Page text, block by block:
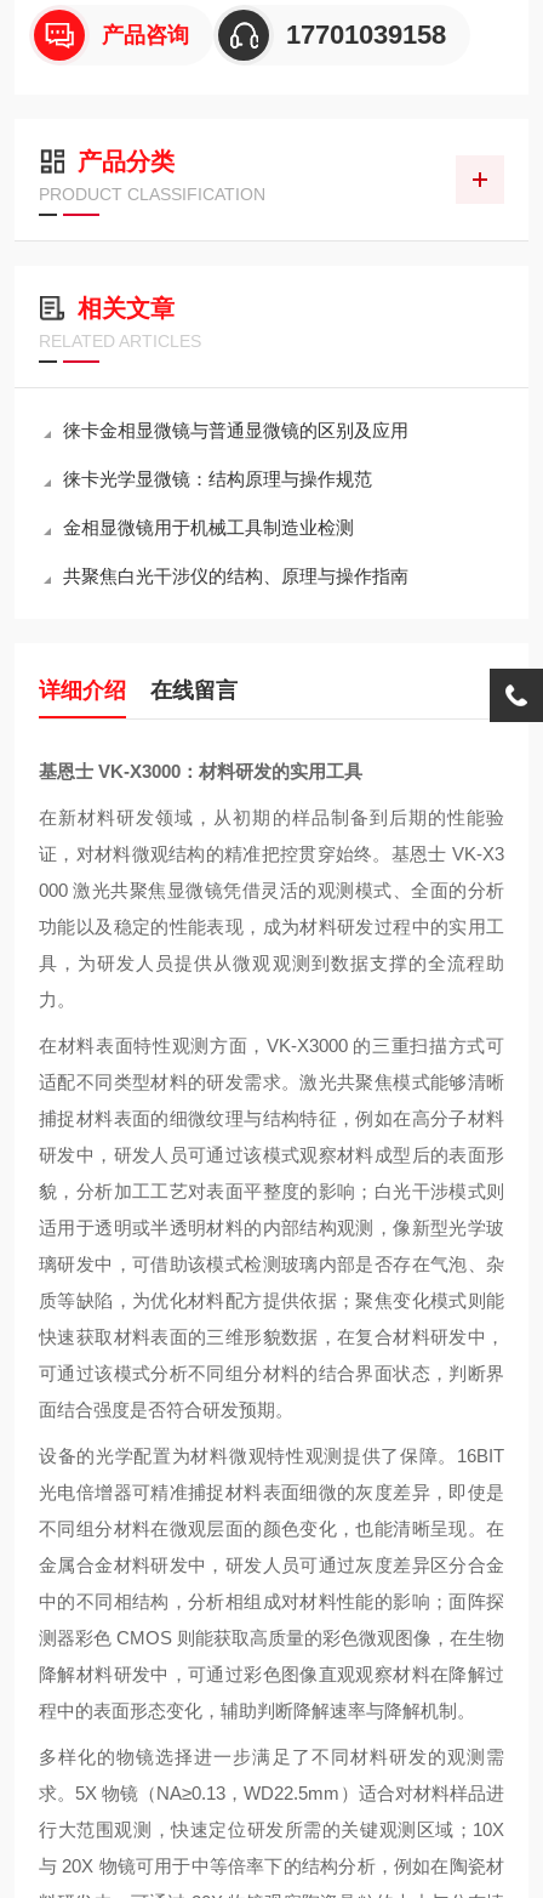
产品咨询 17701039158
产品分类
PRODUCT CLASSIFICATION
相关文章
RELATED ARTICLES
徕卡金相显微镜与普通显微镜的区别及应用
徕卡光学显微镜：结构原理与操作规范
金相显微镜用于机械工具制造业检测
共聚焦白光干涉仪的结构、原理与操作指南
详细介绍 在线留言
基恩士 VK-X3000：材料研发的实用工具
在新材料研发领域，从初期的样品制备到后期的性能验
证，对材料微观结构的精准把控贯穿始终。基恩士 VK-X3
000 激光共聚焦显微镜凭借灵活的观测模式、全面的分析
功能以及稳定的性能表现，成为材料研发过程中的实用工
具，为研发人员提供从微观观测到数据支撑的全流程助
力。
在材料表面特性观测方面，VK-X3000 的三重扫描方式可
适配不同类型材料的研发需求。激光共聚焦模式能够清晰
捕捉材料表面的细微纹理与结构特征，例如在高分子材料
研发中，研发人员可通过该模式观察材料成型后的表面形
貌，分析加工工艺对表面平整度的影响；白光干涉模式则
适用于透明或半透明材料的内部结构观测，像新型光学玻
璃研发中，可借助该模式检测玻璃内部是否存在气泡、杂
质等缺陷，为优化材料配方提供依据；聚焦变化模式则能
快速获取材料表面的三维形貌数据，在复合材料研发中，
可通过该模式分析不同组分材料的结合界面状态，判断界
面结合强度是否符合研发预期。
设备的光学配置为材料微观特性观测提供了保障。16BIT
光电倍增器可精准捕捉材料表面细微的灰度差异，即使是
不同组分材料在微观层面的颜色变化，也能清晰呈现。在
金属合金材料研发中，研发人员可通过灰度差异区分合金
中的不同相结构，分析相组成对材料性能的影响；面阵探
测器彩色 CMOS 则能获取高质量的彩色微观图像，在生物
降解材料研发中，可通过彩色图像直观观察材料在降解过
程中的表面形态变化，辅助判断降解速率与降解机制。
多样化的物镜选择进一步满足了不同材料研发的观测需
求。5X 物镜（NA≥0.13，WD22.5mm）适合对材料样品进
行大范围观测，快速定位研发所需的关键观测区域；10X
与 20X 物镜可用于中等倍率下的结构分析，例如在陶瓷材